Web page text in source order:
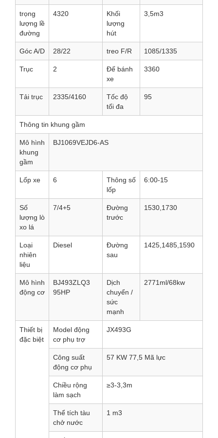
trọng
lượng lề
đường
4320
Khối
lượng
hút
3,5m3
Góc A/D 28/22 treo F/R 1085/1335
Trục 2
Đế bánh
xe
3360
Tải trục 2335/4160
Tốc độ
tối đa
95
Thông tin khung gầm
Mô hình
khung
gầm
BJ1069VEJD6-AS
Lốp xe 6
Thông số
lốp
6:00-15
Số
lượng lò
xo lá
7/4+5
Đường
trước
1530,1730
Loại
nhiên
liệu
Diesel
Đường
sau
1425,1485,1590
Mô hình
động cơ
BJ493ZLQ3
95HP
Dịch
chuyển /
sức
mạnh
2771ml/68kw
Thiết bị
đặc biệt
Model động
cơ phụ trợ
JX493G
Công suất
động cơ phụ
57 KW 77,5 Mã lực
Chiều rộng
làm sạch
≥3-3,3m
Thể tích tàu
chở nước
1 m3